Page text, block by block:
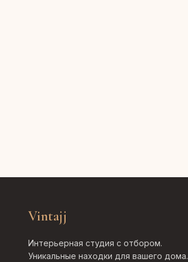
Vintajj
Интерьерная студия с отбором.
Уникальные находки для вашего дома.